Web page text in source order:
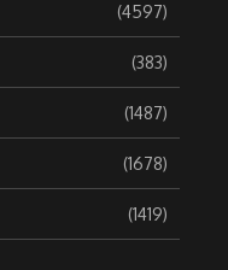
(4597)
(383)
(1487)
(1678)
(1419)